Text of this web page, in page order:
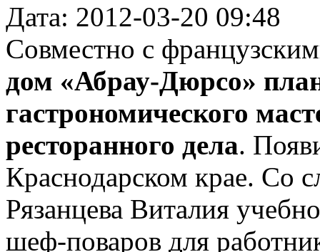
Дата: 2012-03-20 09:48
Совместно с
дом «Абрау-Дюрсо»
гастрономического
ресторанного дела.
Краснодарском крае. Со
Рязанцева Виталия
шеф-поваров для